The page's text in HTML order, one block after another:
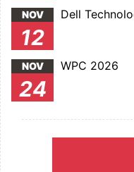
NOV
12
Dell
NOV
24
WPC 2026